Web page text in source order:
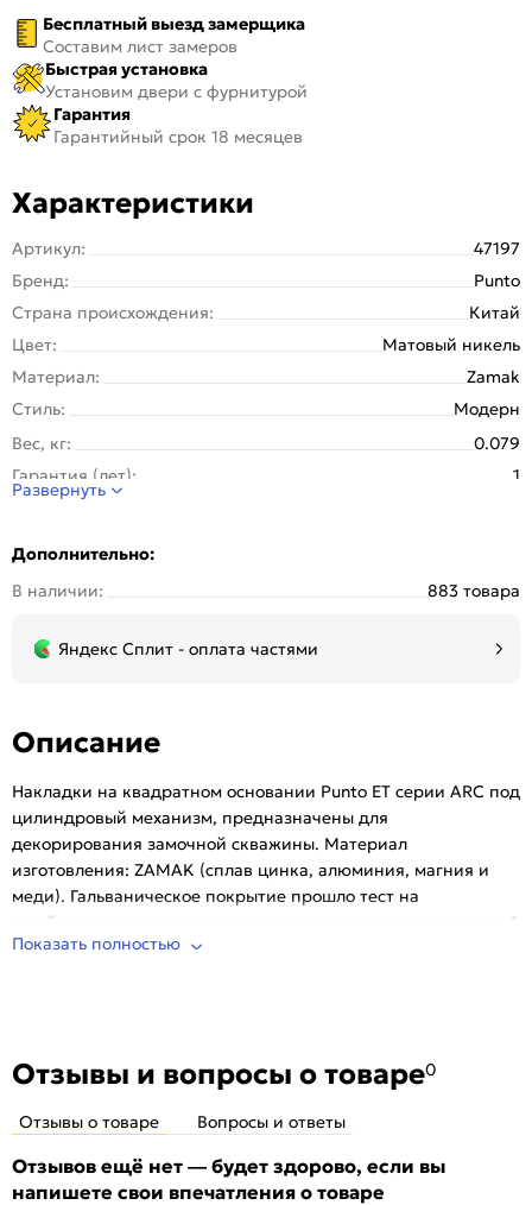
Бесплатный выезд замерщика
Составим лист замеров
Быстрая установка
Установим двери с фурнитурой
Гарантия
Гарантийный срок 18 месяцев
Характеристики
Артикул:
47197
Бренд:
Punto
Страна происхождения:
Китай
Цвет:
Матовый никель
Материал:
Zamak
Стиль:
Модерн
Вес, кг:
0.079
Гарантия (лет):
1
Развернуть
Дополнительно:
В наличии:
883 товара
Яндекс Сплит - оплата частями
Описание
Накладки на квадратном основании Punto ET серии ARC под
цилиндровый механизм, предназначены для
декорирования замочной скважины. Материал
изготовления: ZAMAK (сплав цинка, алюминия, магния и
меди). Гальваническое покрытие прошло тест на
устойчивость к коррозии в соляном тумане и соответствует 1
классу ГОСТ. Цвет: матовый никель. Крепежная фурнитура в
Показать полностью
Отзывы и вопросы о товаре0
Отзывы о товаре Вопросы и ответы
Отзывов ещё нет — будет здорово, если вы
напишете свои впечатления о товаре